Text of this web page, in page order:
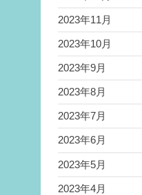
2023年11月
2023年10月
2023年9月
2023年8月
2023年7月
2023年6月
2023年5月
2023年4月